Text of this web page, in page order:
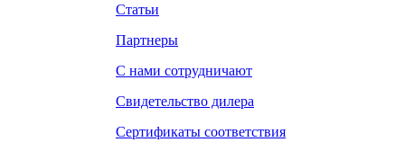
Статьи
Партнеры
С нами сотрудничают
Свидетельство дилера
Сертификаты соответствия